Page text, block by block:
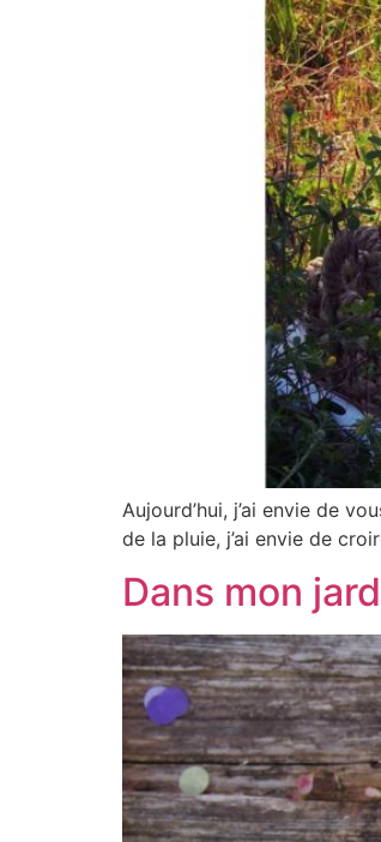
Aujourd’hui, j’ai envie de
de la pluie, j’ai envie de
Dans mon